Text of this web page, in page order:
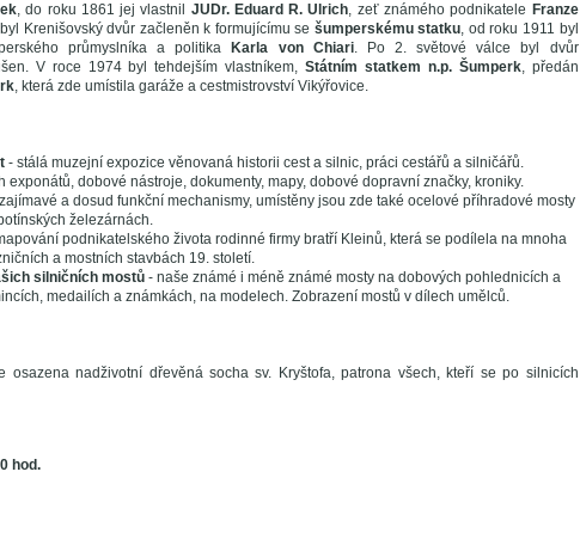
, do roku 1861 jej vlastnil JUDr. Eduard R. Ulrich, zeť známého podnikatele Franze
Krenišovský dvůr začleněn k formujícímu se šumperskému statku, od roku 1911 byl
průmyslníka a politika
Karla von Chiari. Po 2. světové válce byl dvůr
V roce 1974 byl tehdejším vlastníkem,Státním statkem n.p. Šumperk, předán
, která zde umístila garáže a cestmistrovství Vikýřovice.
- stálá muzejní expozice věnovaná historii cest a silnic, práci cestářů a silničářů.
exponátů, dobové nástroje, dokumenty, mapy, dobové dopravní značky, kroniky.
a dosud funkční mechanismy, umístěny jsou zde také ocelové příhradové mosty
železárnách.
podnikatelského života rodinné firmy bratří Kleinů, která se podílela na mnoha
a mostních stavbách 19. století.
silničních mostů- naše známé i méně známé mosty na dobových pohlednicích a
medailích a známkách, na modelech. Zobrazení mostů v dílech umělců.
osazena nadživotní dřevěná socha sv. Kryštofa, patrona všech, kteří se po silnicích
hod.